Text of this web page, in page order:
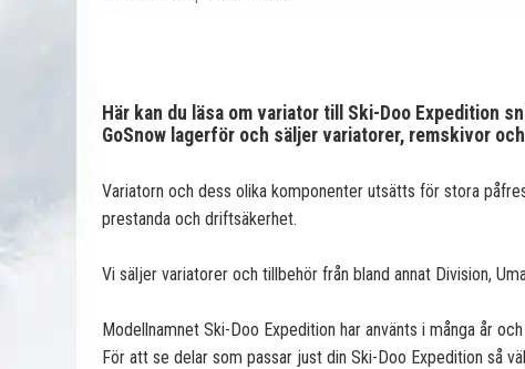
Här kan du läsa om variator till Ski-Doo Expedition
GoSnow lagerför och säljer variatorer, remskivor
Variatorn och dess olika komponenter utsätts för stora
prestanda och driftsäkerhet.
Vi säljer variatorer och tillbehör från bland annat Division,
Modellnamnet Ski-Doo Expedition har använts i många år
För att se delar som passar just din Ski-Doo Expedition så